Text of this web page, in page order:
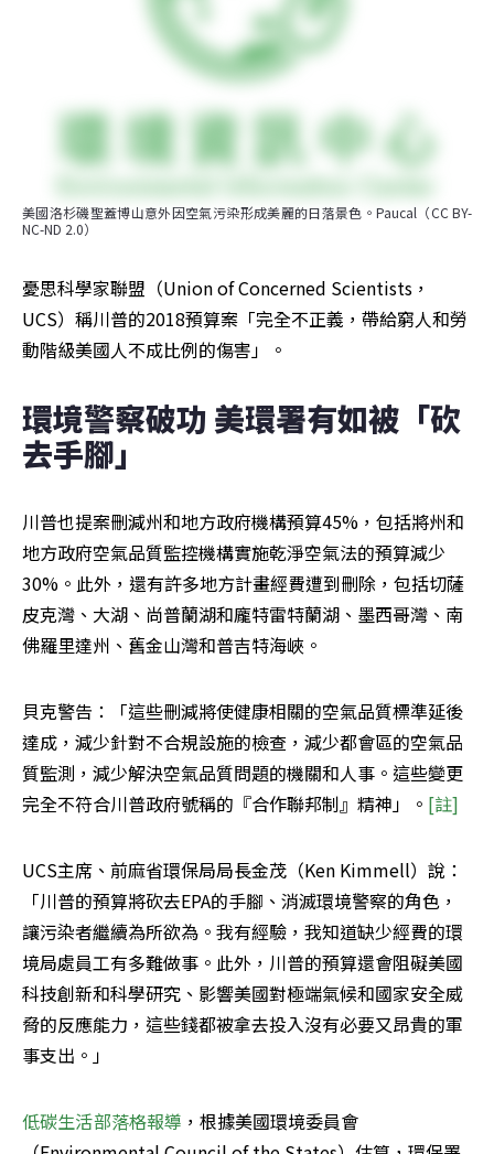
美國洛杉磯聖蓋博山意外因空氣污染形成美麗的日落景色。Paucal（CC BY-
NC-ND 2.0）
憂思科學家聯盟（Union of Concerned Scientists，
UCS）稱川普的2018預算案「完全不正義，帶給窮人和勞
動階級美國人不成比例的傷害」。
環境警察破功 美環署有如被「砍
去手腳」
川普也提案刪減州和地方政府機構預算45%，包括將州和
地方政府空氣品質監控機構實施乾淨空氣法的預算減少
30%。此外，還有許多地方計畫經費遭到刪除，包括切薩
皮克灣、大湖、尚普蘭湖和龐特雷特蘭湖、墨西哥灣、南
佛羅里達州、舊金山灣和普吉特海峽。
貝克警告：「這些刪減將使健康相關的空氣品質標準延後
達成，減少針對不合規設施的檢查，減少都會區的空氣品
質監測，減少解決空氣品質問題的機關和人事。這些變更
完全不符合川普政府號稱的『合作聯邦制』精神」。 [註]
UCS主席、前麻省環保局局長金茂（Ken Kimmell）說：
「川普的預算將砍去EPA的手腳、消滅環境警察的角色，
讓污染者繼續為所欲為。我有經驗，我知道缺少經費的環
境局處員工有多難做事。此外，川普的預算還會阻礙美國
科技創新和科學研究、影響美國對極端氣候和國家安全威
脅的反應能力，這些錢都被拿去投入沒有必要又昂貴的軍
事支出。」
低碳生活部落格報導 ，根據美國環境委員會